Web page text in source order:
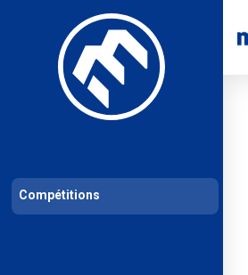
Les compétitions Calendrier de compétitions
Compétitions